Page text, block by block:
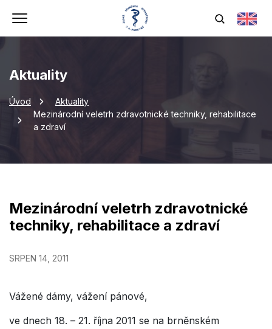
Aktuality
Úvod
Aktuality
Mezinárodní veletrh zdravotnické techniky, rehabilitace
a zdraví
Mezinárodní veletrh zdravotnické
techniky, rehabilitace a zdraví
SRPEN 14, 2011
Vážené dámy, vážení pánové,
ve dnech 18. – 21. října 2011 se na brněnském